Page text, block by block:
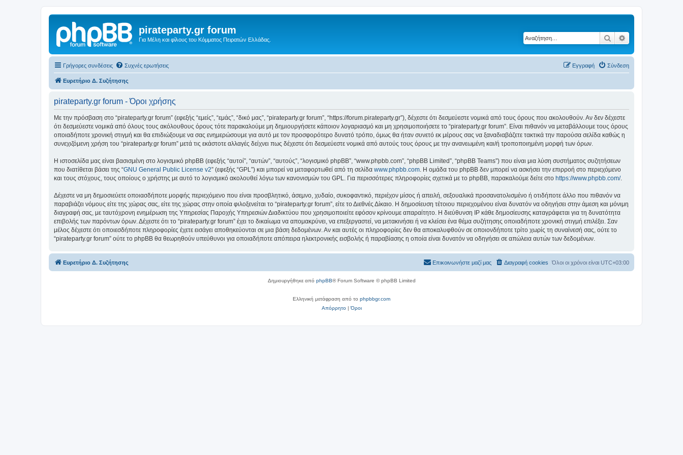
pirateparty.gr forum
Για Μέλη και φίλους του Κόμματος Πειρατών Ελλάδας. Αναζήτηση
Γρήγορες συνδέσεις Συχνές ερωτήσεις Σύνδεση
Εγγραφή
Ευρετήριο Δ. Συζήτησης
pirateparty.gr forum - Όροι χρήσης
Με την πρόσβαση στο “pirateparty.gr forum” (εφεξής “εμείς”, “εμάς”, “δικό μας”, “pirateparty.gr forum”, “https://forum.pirateparty.gr”), δέχεστε ότι δεσμεύεστε νομικά από τους όρους που ακολουθούν. Αν δεν δέχεστε
ότι δεσμεύεστε νομικά από όλους τους ακόλουθους όρους τότε παρακαλούμε μη δημιουργήσετε κάποιον λογαριασμό και μη χρησιμοποιήσετε το “pirateparty.gr forum”. Είναι πιθανόν να μεταβάλλουμε τους όρους
οποιαδήποτε χρονική στιγμή και θα επιδιώξουμε να σας ενημερώσουμε για αυτό με τον προσφορότερο δυνατό τρόπο, όμως θα ήταν συνετό εκ μέρους σας να ξαναδιαβάζετε τακτικά την παρούσα σελίδα καθώς η
συνεχιζόμενη χρήση του “pirateparty.gr forum” μετά τις εκάστοτε αλλαγές δείχνει πως δέχεστε ότι δεσμεύεστε νομικά από αυτούς τους όρους με την ανανεωμένη και/ή τροποποιημένη μορφή των όρων.
Η ιστοσελίδα μας είναι βασισμένη στο λογισμικό phpBB (εφεξής “αυτοί”, “αυτών”, “αυτούς”, “λογισμικό phpBB”, “www.phpbb.com”, “phpBB Limited”, “phpBB Teams”) που είναι μια λύση συστήματος συζητήσεων
που διατίθεται βάσει της “GNU General Public License v2” (εφεξής “GPL”) και μπορεί να μεταφορτωθεί από τη σελίδα www.phpbb.com . Η ομάδα του phpBB δεν μπορεί να ασκήσει την επιρροή στο περιεχόμενο
και τους στόχους, τους οποίους ο χρήστης με αυτό το λογισμικό ακολουθεί λόγω των κανονισμών του GPL. Για περισσότερες πληροφορίες σχετικά με το phpBB, παρακαλούμε δείτε στο https://www.phpbb.com/.
Δέχεστε να μη δημοσιεύετε οποιασδήποτε μορφής περιεχόμενο που είναι προσβλητικό, άσεμνο, χυδαίο, συκοφαντικό, περιέχον μίσος ή απειλή, σεξουαλικά προσανατολισμένο ή οτιδήποτε άλλο που πιθανόν να
παραβιάζει νόμους είτε της χώρας σας, είτε της χώρας στην οποία φιλοξενείται το “pirateparty.gr forum”, είτε το Διεθνές Δίκαιο. Η δημοσίευση τέτοιου περιεχομένου είναι δυνατόν να οδηγήσει στην άμεση και μόνιμη
διαγραφή σας, με ταυτόχρονη ενημέρωση της Υπηρεσίας Παροχής Υπηρεσιών Διαδικτύου που χρησιμοποιείτε εφόσον κρίνουμε απαραίτητο. Η διεύθυνση IP κάθε δημοσίευσης καταγράφεται για τη δυνατότητα
επιβολής των παρόντων όρων. Δέχεστε ότι το “pirateparty.gr forum” έχει το δικαίωμα να απομακρύνει, να επεξεργαστεί, να μετακινήσει ή να κλείσει ένα θέμα συζήτησης οποιαδήποτε χρονική στιγμή επιλέξει. Σαν
μέλος δέχεστε ότι οποιεσδήποτε πληροφορίες έχετε εισάγει αποθηκεύονται σε μια βάση δεδομένων. Αν και αυτές οι πληροφορίες δεν θα αποκαλυφθούν σε οποιονδήποτε τρίτο χωρίς τη συναίνεσή σας, ούτε το
“pirateparty.gr forum” ούτε το phpBB θα θεωρηθούν υπεύθυνοι για οποιαδήποτε απόπειρα ηλεκτρονικής εισβολής ή παραβίασης η οποία είναι δυνατόν να οδηγήσει σε απώλεια αυτών των δεδομένων.
Ευρετήριο Δ. Συζήτησης Όλοι οι χρόνοι είναι UTC+03:00
Διαγραφή cookies
Επικοινωνήστε μαζί μας
Δημιουργήθηκε από phpBB® Forum Software © phpBB Limited
Ελληνική μετάφραση από το phpbbgr.com
Απόρρητο|Όροι